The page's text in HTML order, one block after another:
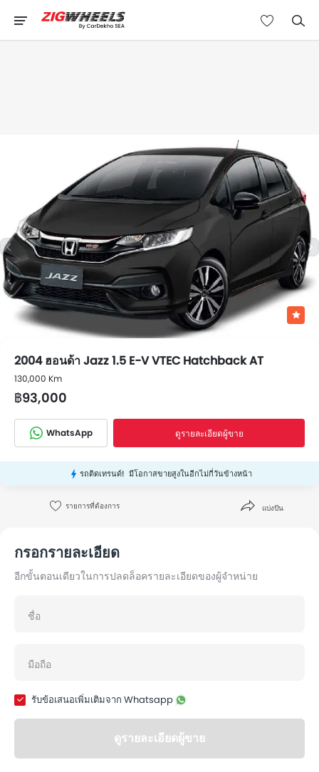
2004 ฮอนด้า Jazz 1.5 E-V VTEC Hatchback AT
130,000 Km
฿93,000
WhatsApp ดูรายละเอียดผู้ขาย
รถติดเทรนด์! มีโอกาสขายสูงในอีกไม่กี่วันข้างหน้า
รายการที่ต้องการ แบ่งปัน